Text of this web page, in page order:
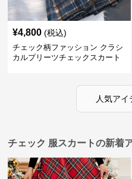
¥4,800 (税込)
チェック柄ファッション クラシ
カルプリーツチェックスカート
人気ア
チェック 服スカートの新着